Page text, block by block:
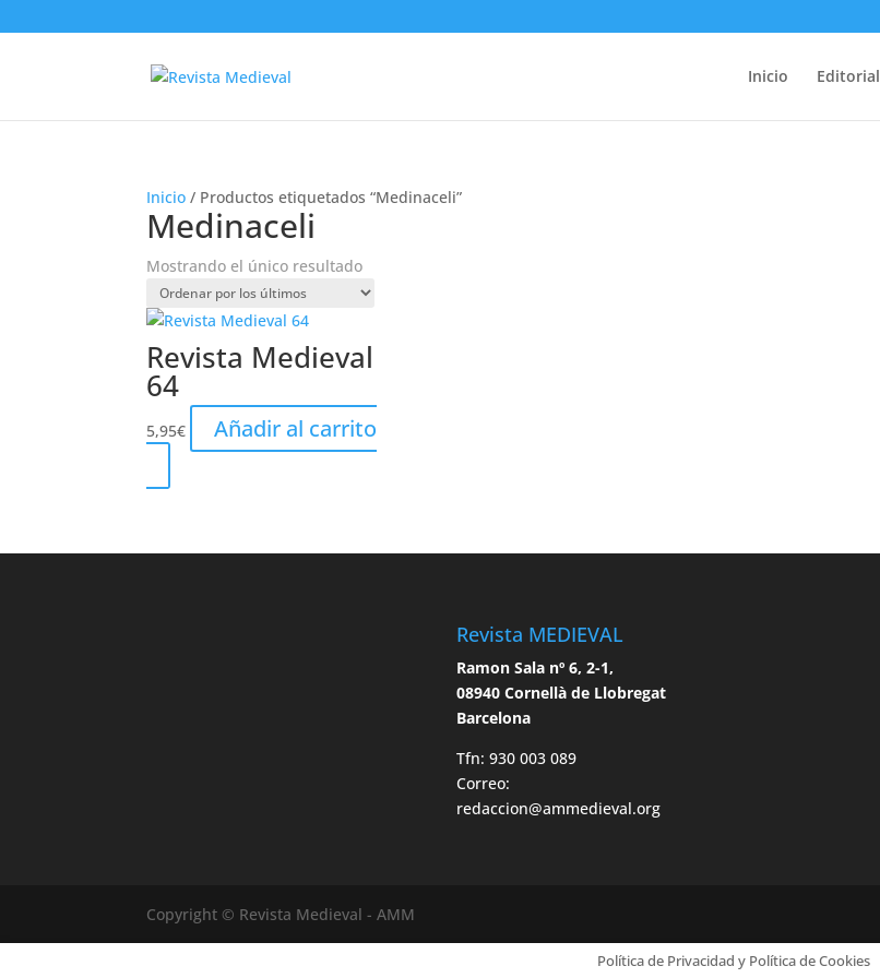
Inicio Editorial
Inicio / Productos etiquetados “Medinaceli”
Medinaceli
Mostrando el único resultado
Revista Medieval
64
5,95€ Añadir al carrito
Revista MEDIEVAL
Ramon Sala nº 6, 2-1,
08940 Cornellà de Llobregat
Barcelona
Tfn: 930 003 089
Correo:
redaccion@ammedieval.org
Copyright © Revista Medieval - AMM
Política de Privacidad y Política de Cookies